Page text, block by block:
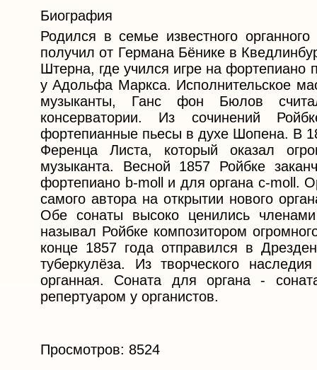
Биография
Родился в семье известного
получил от Германа Бёнике в
Штерна, где учился игре на
у Адольфа Маркса. Исполнительское
музыканты, Ганс фон Бюлов
консерватории. Из сочинений
фортепианные пьесы в духе Шопена. В
Ференца Листа, который оказал
музыканта. Весной 1857 Ройбке
фортепиано b-moll и для органа c-moll.
самого автора на открытии нового
Обе сонаты высоко ценились
называл Ройбке композитором
конце 1857 года отправился в
туберкулёза. Из творческого
органная. Соната для органа -
репертуаром у органистов.
Просмотров: 8524